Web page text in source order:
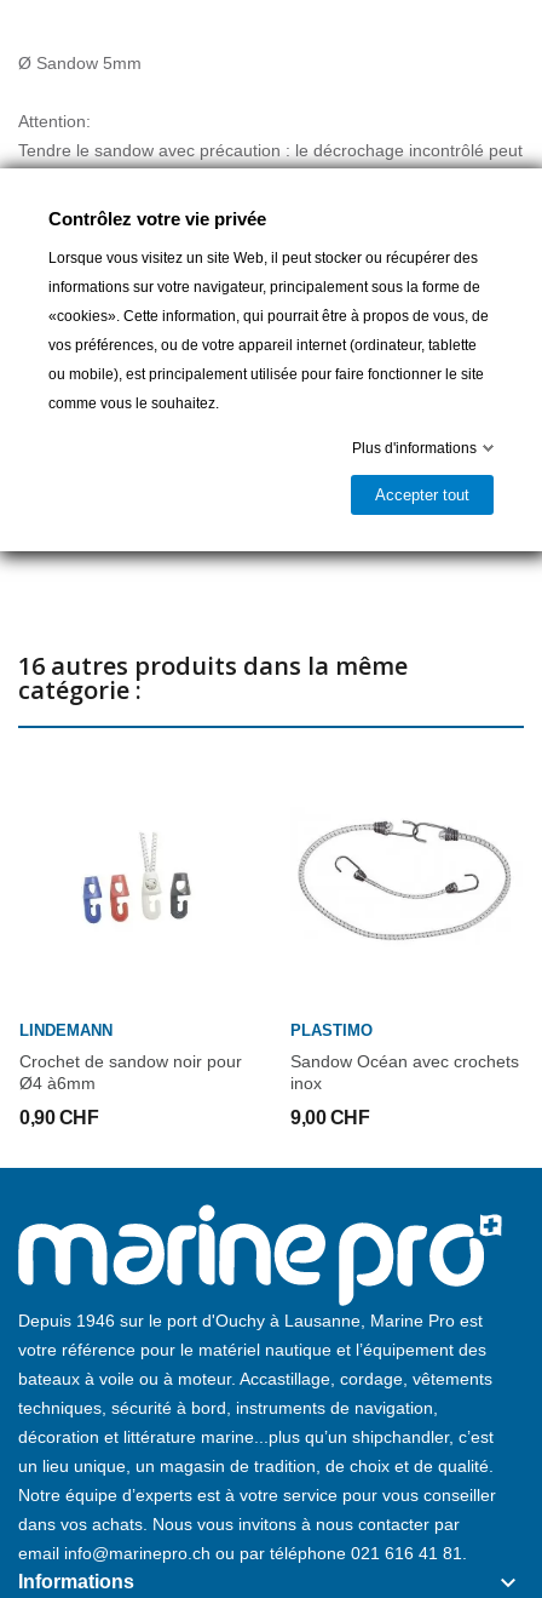
Ø Sandow 5mm
Attention:
Tendre le sandow avec précaution : le décrochage incontrôlé peut
Ne pas tendre au-delà de 75 % de la longueur au repos.
16 autres produits dans la même
catégorie :
LINDEMANN
Crochet de sandow noir pour
Ø4 à6mm
0,90 CHF
PLASTIMO
Sandow Océan avec crochets
inox
9,00 CHF
Depuis 1946 sur le port d'Ouchy à Lausanne, Marine Pro est
votre référence pour le matériel nautique et l’équipement des
bateaux à voile ou à moteur. Accastillage, cordage, vêtements
techniques, sécurité à bord, instruments de navigation,
décoration et littérature marine...plus qu’un shipchandler, c’est
un lieu unique, un magasin de tradition, de choix et de qualité.
Notre équipe d’experts est à votre service pour vous conseiller
dans vos achats. Nous vous invitons à nous contacter par
email info@marinepro.ch ou par téléphone 021 616 41 81
Informations keyboard_arrow_down
Contrôlez votre vie privée
Lorsque vous visitez un site Web, il peut stocker ou récupérer des
informations sur votre navigateur, principalement sous la forme de
«cookies». Cette information, qui pourrait être à propos de vous, de
vos préférences, ou de votre appareil internet (ordinateur, tablette
ou mobile), est principalement utilisée pour faire fonctionner le site
comme vous le souhaitez.
Plus d'informations
Accepter tout